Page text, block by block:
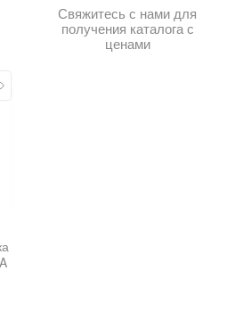
Свяжитесь с нами для
получения каталога с
ценами